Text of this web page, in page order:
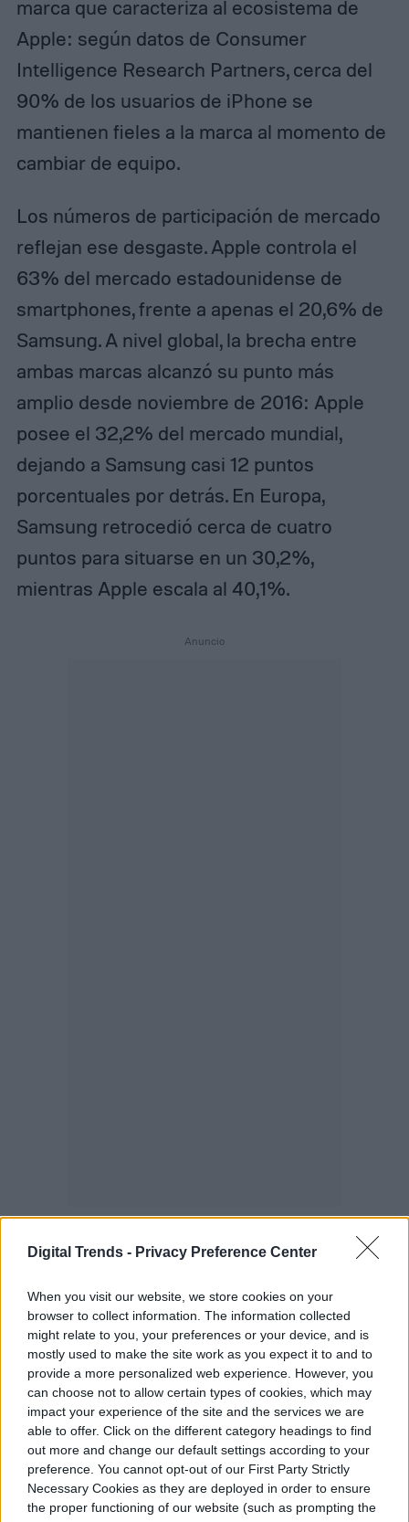
Digital Trends - Privacy Preference Center
When you visit our website, we store cookies on your
browser to collect information. The information collected
might relate to you, your preferences or your device, and is
mostly used to make the site work as you expect it to and to
provide a more personalized web experience. However, you
can choose not to allow certain types of cookies, which may
impact your experience of the site and the services we are
able to offer. Click on the different category headings to find
out more and change our default settings according to your
preference. You cannot opt-out of our First Party Strictly
Necessary Cookies as they are deployed in order to ensure
the proper functioning of our website (such as prompting the
marca que caracteriza al ecosistema de
Apple: según datos de Consumer
Intelligence Research Partners, cerca del
90% de los usuarios de iPhone se
mantienen fieles a la marca al momento de
cambiar de equipo.
Los números de participación de mercado
reflejan ese desgaste. Apple controla el
63% del mercado estadounidense de
smartphones, frente a apenas el 20,6% de
Samsung. A nivel global, la brecha entre
ambas marcas alcanzó su punto más
amplio desde noviembre de 2016: Apple
posee el 32,2% del mercado mundial,
dejando a Samsung casi 12 puntos
porcentuales por detrás. En Europa,
Samsung retrocedió cerca de cuatro
puntos para situarse en un 30,2%,
mientras Apple escala al 40,1%.
Para los consumidores, el mensaje es
claro: al momento de evaluar el costo real
de un smartphone, el precio de compra es
solo una parte de la ecuación. Los gastos
en reparaciones y seguros pueden inclinar
la balanza de forma significativa, y en ese
terreno, Samsung aún tiene mucho trabajo
por hacer.